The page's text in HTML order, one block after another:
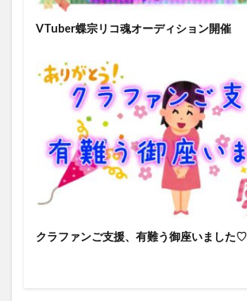
VTuber蝶宗リコ魂オーディション開催
クラファンご支援、有難う御座いました♡